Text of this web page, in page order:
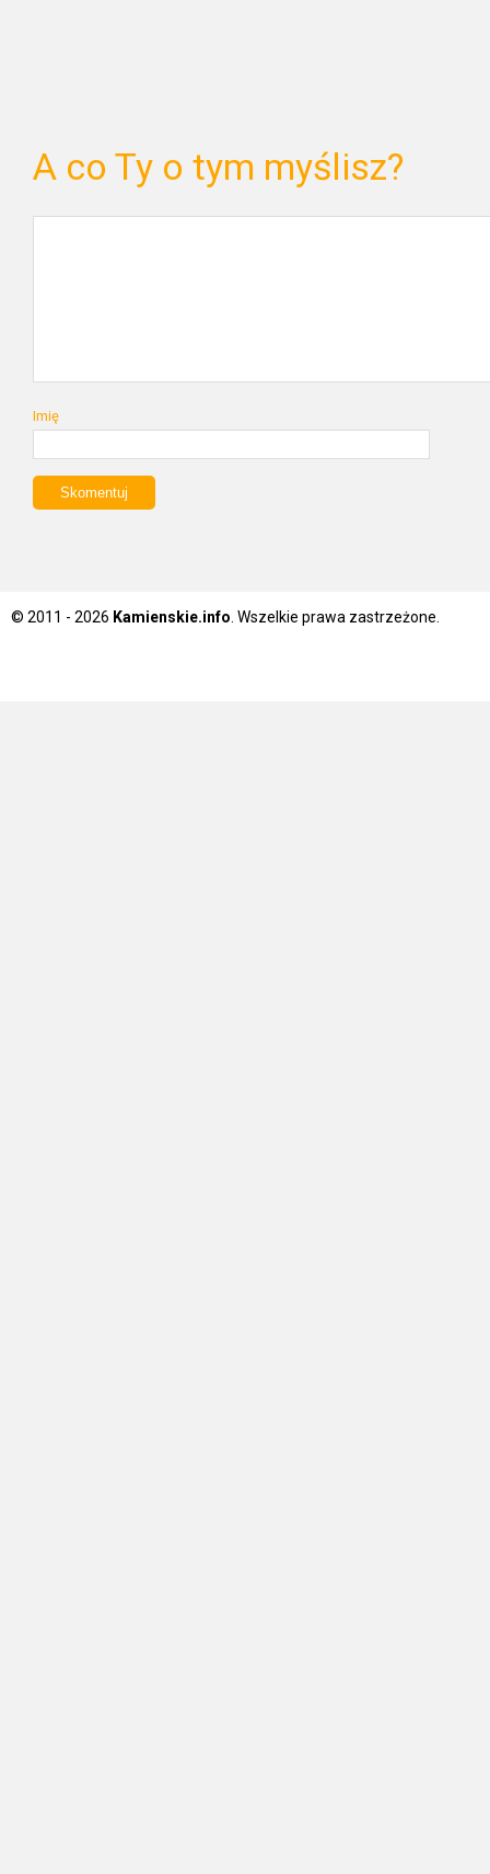
A co Ty o tym myślisz?
Imię
© 2011 - 2026 Kamienskie.info . Wszelkie prawa zastrzeżone.